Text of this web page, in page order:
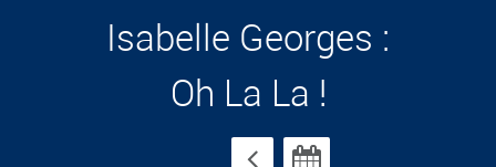
Isabelle Georges :
Oh La La !